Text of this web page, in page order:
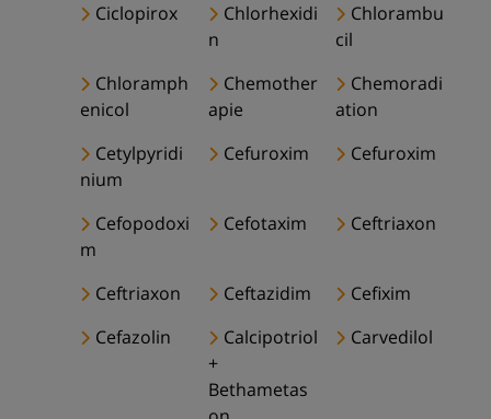
Ciclopirox
Chlorhexidi
n
Chlorambu
cil
Chloramph
enicol
Chemother
apie
Chemoradi
ation
Cetylpyridi
nium
Cefuroxim Cefuroxim
Cefopodoxi
m
Cefotaxim Ceftriaxon
Ceftriaxon Ceftazidim
Cefixim
Cefazolin
Calcipotriol
+
Bethametas
Carvedilol